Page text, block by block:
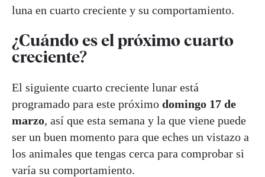
luna en cuarto creciente y su comportamiento.
¿Cuándo es el próximo cuarto
creciente?
El siguiente cuarto creciente lunar está
programado para este próximo domingo 17 de
marzo, así que esta semana y la que viene puede
ser un buen momento para que eches un vistazo a
los animales que tengas cerca para comprobar si
varía su comportamiento.